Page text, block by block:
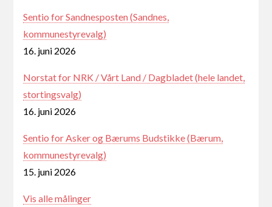
Sentio for Sandnesposten (Sandnes,
kommunestyrevalg)
16. juni 2026
Norstat for NRK / Vårt Land / Dagbladet (hele landet,
stortingsvalg)
16. juni 2026
Sentio for Asker og Bærums Budstikke (Bærum,
kommunestyrevalg)
15. juni 2026
Vis alle målinger